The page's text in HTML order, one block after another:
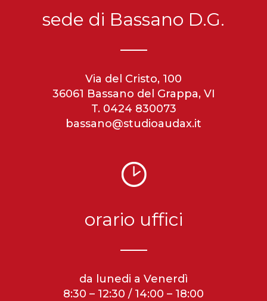
sede di Bassano D.G.
Via del Cristo, 100
36061 Bassano del Grappa, VI
T. 0424 830073
bassano@studioaudax.it
orario uffici
da lunedi a Venerdì
8:30 – 12:30 / 14:00 – 18:00